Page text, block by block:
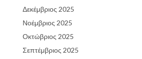
Δεκέμβριος 2025
Νοέμβριος 2025
Οκτώβριος 2025
Σεπτέμβριος 2025